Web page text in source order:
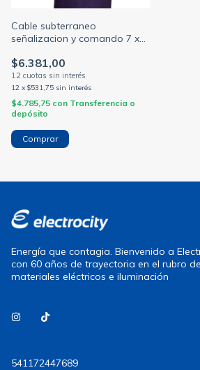
Cable subterraneo
señalizacion y comando 7 x
2268 (NORMALIZADO)
$6.381,00
12 x $531,75 sin interés
$4.785,75 con Transferencia o
depósito
Energía que contagia. Bienvenido a
con 60 años de trayectoria en el rubro
materiales eléctricos e iluminación
541172447689